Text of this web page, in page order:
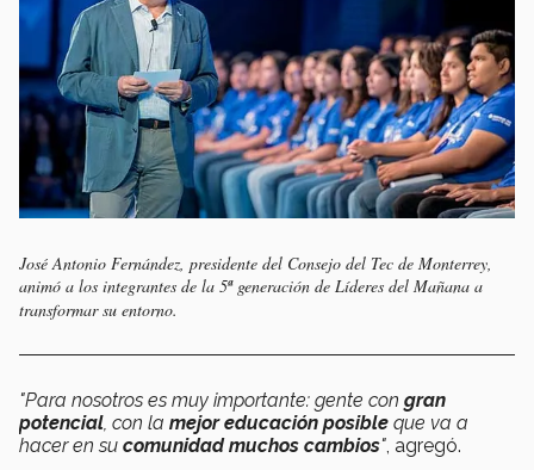
José Antonio Fernández, presidente del Consejo del Tec de Monterrey,
animó a los integrantes de la 5ªgeneración de Líderes del Mañana a
transformar su entorno.
"Para nosotros es muy importante: gente con gran
potencial, con la mejor educación posible que va a
hacer en su comunidad muchos cambios", agregó.